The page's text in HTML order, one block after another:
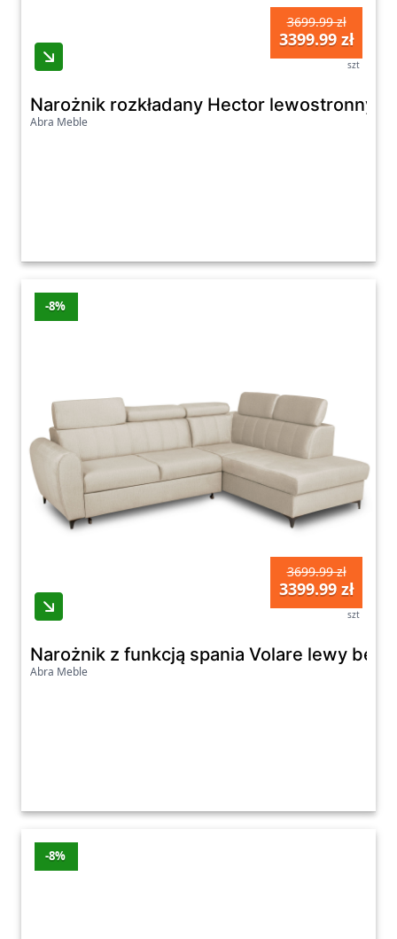
3699.99 zł
3399.99 zł
szt
Narożnik rozkładany Hector lewostronny
Abra Meble
-8%
3699.99 zł
3399.99 zł
szt
Narożnik z funkcją spania Volare lewy
Abra Meble
-8%